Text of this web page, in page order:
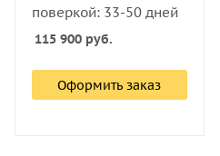
поверкой: 33-50 дней
115 900 руб.
Оформить заказ